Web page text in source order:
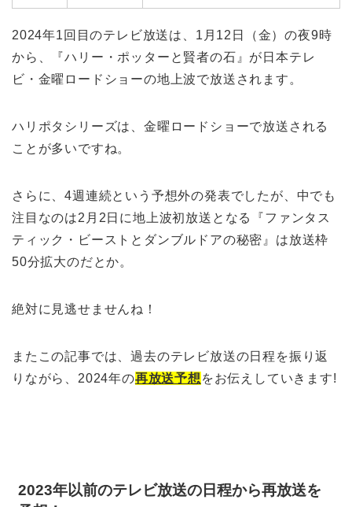
2024年1回目のテレビ放送は、1月12日（金）の夜9時
から、『ハリー・ポッターと賢者の石』が日本テレ
ビ・金曜ロードショーの地上波で放送されます。
ハリポタシリーズは、金曜ロードショーで放送される
ことが多いですね。
さらに、4週連続という予想外の発表でしたが、中でも
注目なのは2月2日に地上波初放送となる『ファンタス
ティック・ビーストとダンブルドアの秘密』は放送枠
50分拡大のだとか。
絶対に見逃せませんね！
またこの記事では、過去のテレビ放送の日程を振り返
りながら、2024年の再放送予想 をお伝えしていきます!
2023年以前のテレビ放送の日程から再放送を